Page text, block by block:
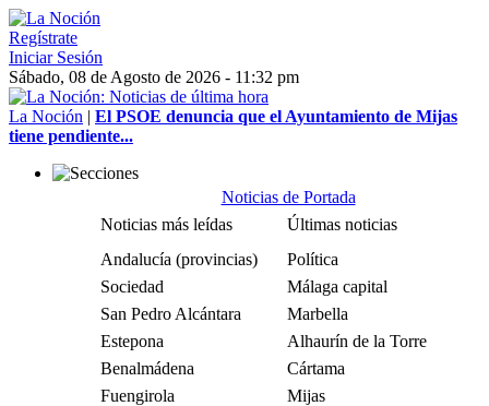
Regístrate
Iniciar Sesión
Sábado, 08 de Agosto de 2026 - 11:32 pm
La Noción | El PSOE denuncia que el Ayuntamiento de Mijas
tiene pendiente...
Noticias de Portada
Noticias más leídas
Últimas noticias
Andalucía (provincias)
Política
Sociedad
Málaga capital
San Pedro Alcántara
Marbella
Estepona
Alhaurín de la Torre
Benalmádena
Cártama
Fuengirola
Mijas